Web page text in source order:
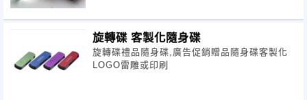
旋轉碟 客製化隨身碟
旋轉碟禮品隨身碟,廣告促銷贈品隨身碟客製化
LOGO雷雕或印刷